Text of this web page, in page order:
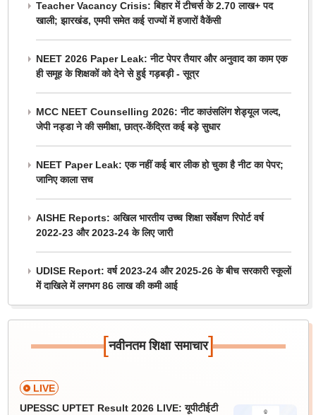
Teacher Vacancy Crisis: बिहार में टीचर्स के 2.70 लाख+ पद
खाली; झारखंड, एमपी समेत कई राज्यों में हजारों वैकेंसी
NEET 2026 Paper Leak: नीट पेपर तैयार और अनुवाद का काम एक
ही समूह के शिक्षकों को देने से हुई गड़बड़ी - सूत्र
MCC NEET Counselling 2026: नीट काउंसलिंग शेड्यूल जल्द,
जेपी नड्डा ने की समीक्षा, छात्र-केंद्रित कई बड़े सुधार
NEET Paper Leak: एक नहीं कई बार लीक हो चुका है नीट का पेपर;
जानिए काला सच
AISHE Reports: अखिल भारतीय उच्च शिक्षा सर्वेक्षण रिपोर्ट वर्ष
2022-23 और 2023-24 के लिए जारी
UDISE Report: वर्ष 2023-24 और 2025-26 के बीच सरकारी स्कूलों
में दाखिले में लगभग 86 लाख की कमी आई
[नवीनतम शिक्षा समाचार]
LIVE
UPESSC UPTET Result 2026 LIVE: यूपीटीईटी